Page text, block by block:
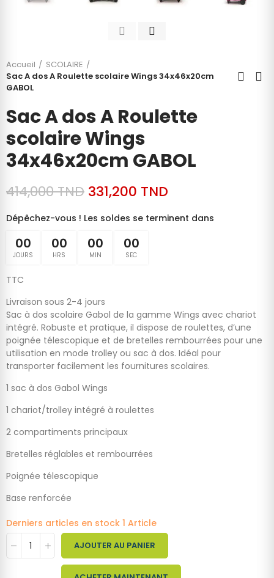
Accueil
SCOLAIRE
Sac A dos A Roulette scolaire Wings 34x46x20cm
GABOL
Sac A dos A Roulette
scolaire Wings
34x46x20cm GABOL
414,000 TND 331,200 TND
Dépêchez-vous ! Les soldes se terminent dans
00
JOURS
00
HRS
00
MIN
00
SEC
TTC
Livraison sous 2-4 jours
Sac à dos scolaire Gabol de la gamme Wings avec chariot
intégré. Robuste et pratique, il dispose de roulettes, d’une
poignée télescopique et de bretelles rembourrées pour une
utilisation en mode trolley ou sac à dos. Idéal pour
transporter facilement les fournitures scolaires.
1 sac à dos Gabol Wings
1 chariot/trolley intégré à roulettes
2 compartiments principaux
Bretelles réglables et rembourrées
Poignée télescopique
Base renforcée
Derniers articles en stock 1 Article
AJOUTER AU PANIER